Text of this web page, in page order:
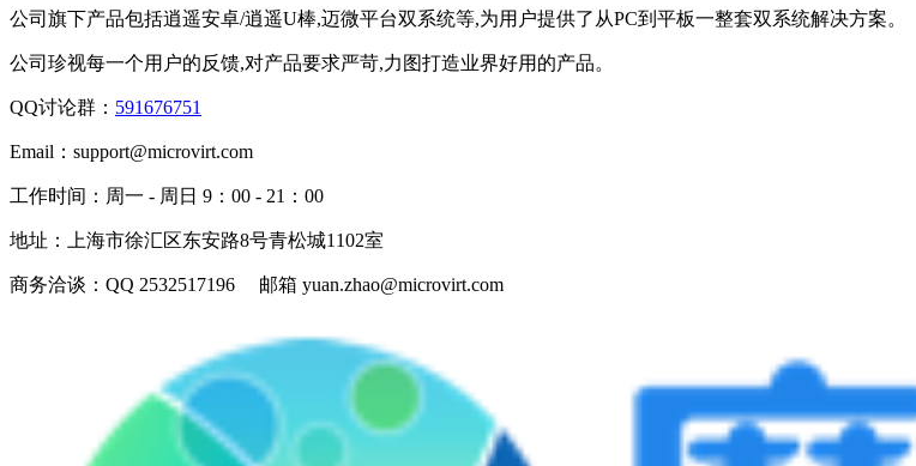
公司旗下产品包括逍遥安卓/逍遥U棒,迈微平台双系统等,为用户提供了从PC到平板一整套双系统解决方案。
公司珍视每一个用户的反馈,对产品要求严苛,力图打造业界好用的产品。
QQ讨论群： 591676751
Email： support@microvirt.com
工作时间： 周一 - 周日 9：00 - 21：00
地址： 上海市徐汇区东安路8号青松城1102室
商务洽谈： QQ 2532517196 邮箱 yuan.zhao@microvirt.com